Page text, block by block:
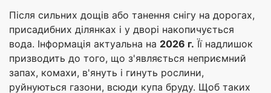
Після сильних дощів або танення снігу на дорогах,
присадибних ділянках і у дворі накопичується
вода. Інформація актуальна на 2026 г. Її надлишок
призводить до того, що з'являється неприємний
запах, комахи, в'януть і гинуть рослини,
руйнуються газони, всюди купа бруду. Щоб таких